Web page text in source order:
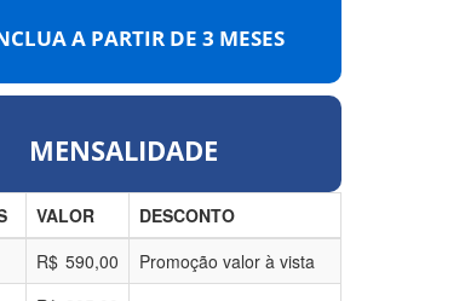
A PARTIR DE 3 MESES
MENSALIDADE
VALOR
DESCONTO
R$ 590,00
Promoção valor à vista